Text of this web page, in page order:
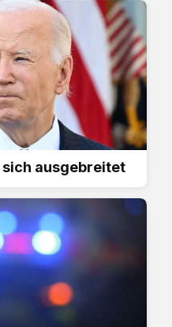
sich ausgebreitet